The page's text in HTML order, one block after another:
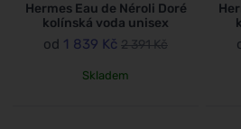
Hermes Eau de Néroli Doré
kolínská voda unisex
od 1 839 Kč 2 391 Kč
Skladem